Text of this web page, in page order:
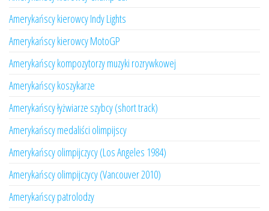
Amerykańscy kierowcy Indy Lights
Amerykańscy kierowcy MotoGP
Amerykańscy kompozytorzy muzyki rozrywkowej
Amerykańscy koszykarze
Amerykańscy łyżwiarze szybcy (short track)
Amerykańscy medaliści olimpijscy
Amerykańscy olimpijczycy (Los Angeles 1984)
Amerykańscy olimpijczycy (Vancouver 2010)
Amerykańscy patrolodzy